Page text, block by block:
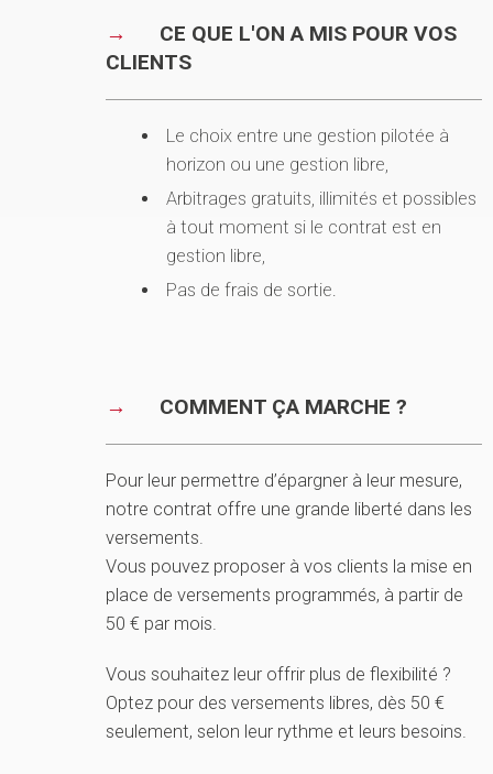
CE QUE L'ON A MIS POUR VOS
CLIENTS
Le choix entre une gestion pilotée à
horizon ou une gestion libre,
Arbitrages gratuits, illimités et possibles
à tout moment si le contrat est en
gestion libre,
Pas de frais de sortie.
COMMENT ÇA MARCHE ?
Pour leur permettre d’épargner à leur mesure,
notre contrat offre une grande liberté dans les
versements.
Vous pouvez proposer à vos clients la mise en
place de versements programmés, à partir de
50 € par mois.
Vous souhaitez leur offrir plus de flexibilité ?
Optez pour des versements libres, dès 50 €
seulement, selon leur rythme et leurs besoins.